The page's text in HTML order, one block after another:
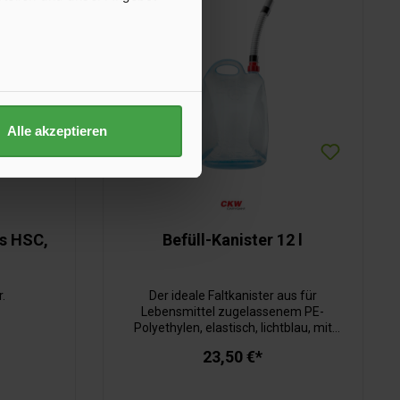
Alle akzeptieren
HSC,
Befüll-Kanister 12 l
Der ideale Faltkanister aus für
Lebensmittel zugelassenem PE-
Polyethylen, elastisch, lichtblau, mit
Spiralschlauch, 200 mm mit Endstück.
23,50 €*